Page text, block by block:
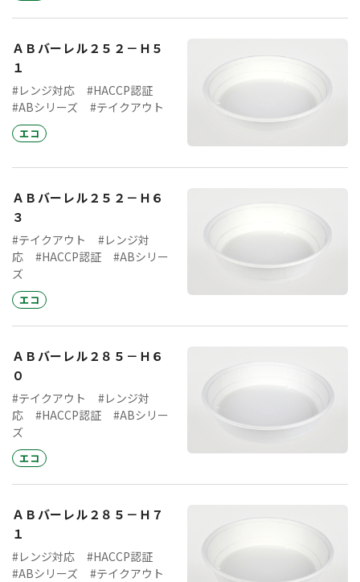
ＡＢバーレル２５２－Ｈ５
１
#レンジ対応
#HACCP認証
#ABシリーズ
#テイクアウト
エコ
ＡＢバーレル２５２－Ｈ６
３
#テイクアウト
#レンジ対
応
#HACCP認証
#ABシリー
ズ
エコ
ＡＢバーレル２８５－Ｈ６
０
#テイクアウト
#レンジ対
応
#HACCP認証
#ABシリー
ズ
エコ
ＡＢバーレル２８５－Ｈ７
１
#レンジ対応
#HACCP認証
#ABシリーズ
#テイクアウト